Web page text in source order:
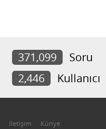
371,099 Soru
2,446
Kullanıcı
İletişim Künye